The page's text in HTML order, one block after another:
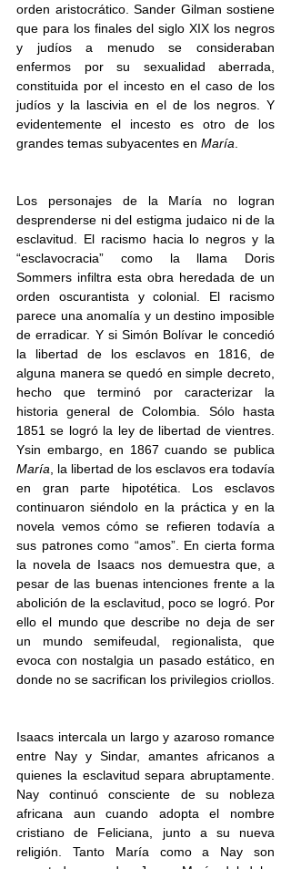
orden aristocrático. Sander Gilman sostiene
que para los finales del siglo XIX los negros
y judíos a menudo se consideraban
enfermos por su sexualidad aberrada,
constituida por el incesto en el caso de los
judíos y la lascivia en el de los negros. Y
evidentemente el incesto es otro de los
grandes temas subyacentes en María
Los personajes de la María no logran
desprenderse ni del estigma judaico ni de la
esclavitud. El racismo hacia lo negros y la
“esclavocracia” como la llama Doris
Sommers infiltra esta obra heredada de un
orden oscurantista y colonial. El racismo
parece una anomalía y un destino imposible
de erradicar. Y si Simón Bolívar le concedió
la libertad de los esclavos en 1816, de
alguna manera se quedó en simple decreto,
hecho que terminó por caracterizar la
historia general de Colombia. Sólo hasta
1851 se logró la ley de libertad de vientres.
María , la libertad de los esclavos era todavía
en gran parte hipotética. Los esclavos
continuaron siéndolo en la práctica y en la
novela vemos cómo se refieren todavía a
sus patrones como “amos”. En cierta forma
la novela de Isaacs nos demuestra que, a
pesar de las buenas intenciones frente a la
abolición de la esclavitud, poco se logró. Por
ello el mundo que describe no deja de ser
un mundo semifeudal, regionalista, que
evoca con nostalgia un pasado estático, en
Isaacs intercala un largo y azaroso romance
entre Nay y Sindar, amantes africanos a
quienes la esclavitud separa abruptamente.
Nay continuó consciente de su nobleza
africana aun cuando adopta el nombre
cristiano de Feliciana, junto a su nueva
religión. Tanto María como a Nay son